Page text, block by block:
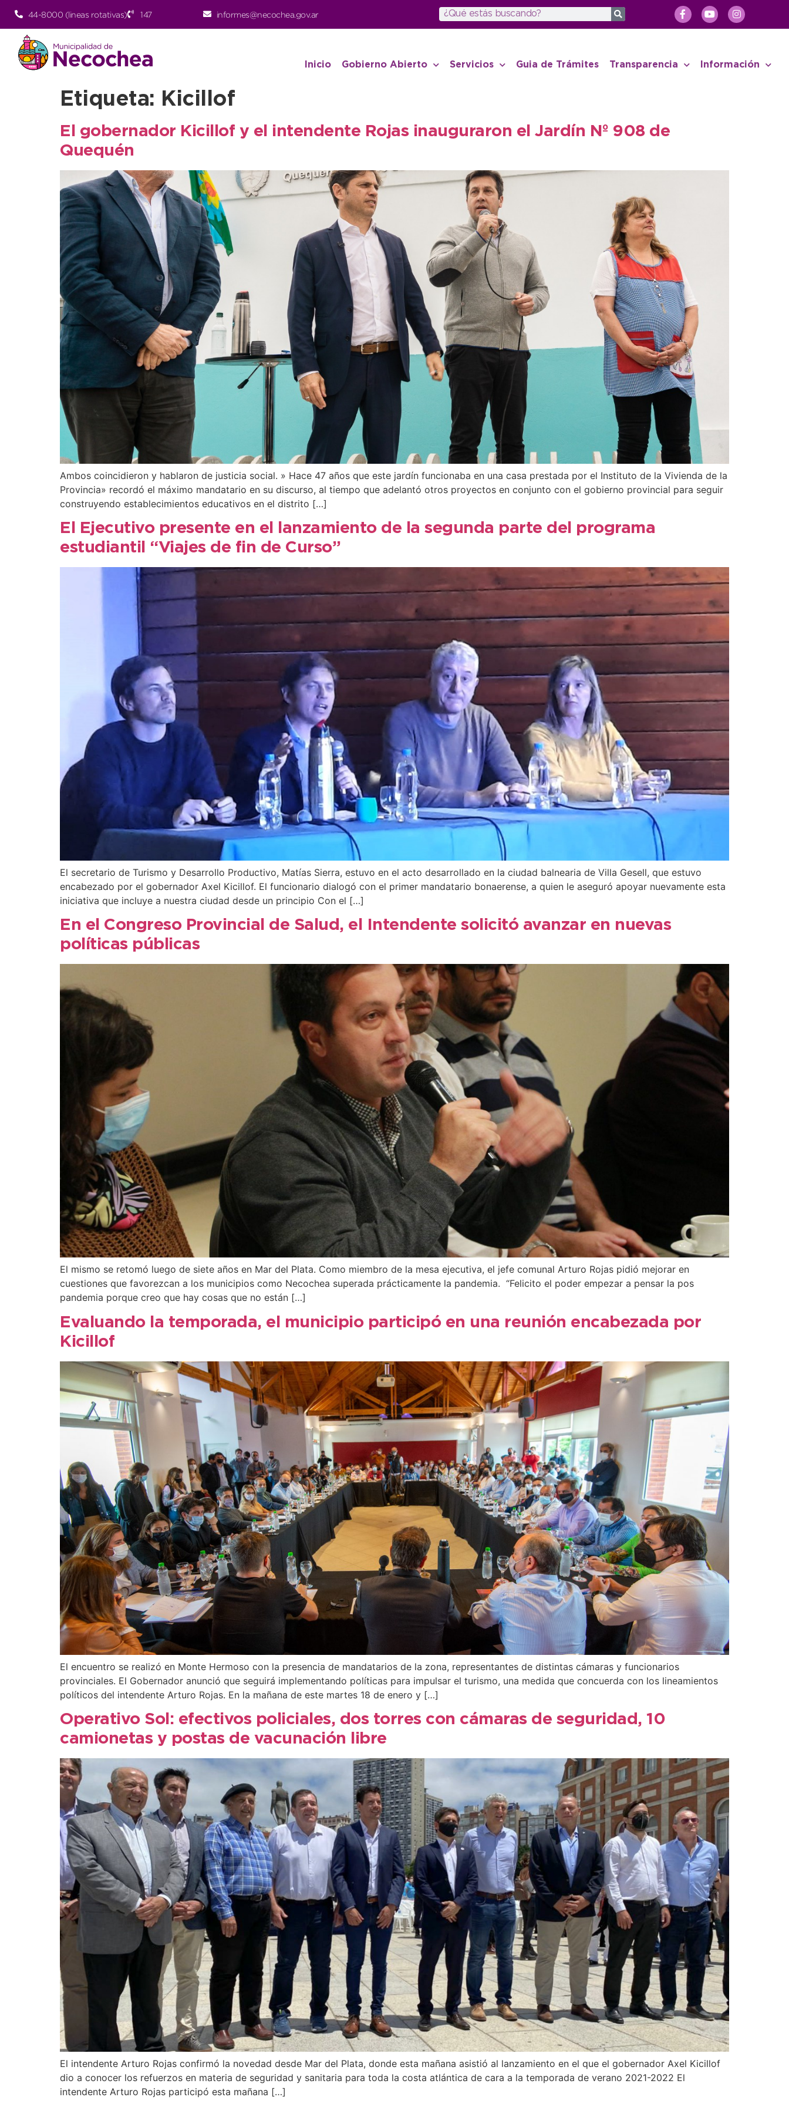
44-8000 (lineas rotativas) 147 informes@necochea.gov.ar
Inicio Gobierno Abierto Servicios Guia de Trámites Transparencia Información
Etiqueta: Kicillof
El gobernador Kicillof y el intendente Rojas inauguraron el Jardín Nº 908 de
Quequén
Ambos coincidieron y hablaron de justicia social. » Hace 47 años que este jardín funcionaba en una casa prestada por el Instituto de la Vivienda de la
Provincia» recordó el máximo mandatario en su discurso, al tiempo que adelantó otros proyectos en conjunto con el gobierno provincial para seguir
construyendo establecimientos educativos en el distrito […]
El Ejecutivo presente en el lanzamiento de la segunda parte del programa
estudiantil “Viajes de fin de Curso”
El secretario de Turismo y Desarrollo Productivo, Matías Sierra, estuvo en el acto desarrollado en la ciudad balnearia de Villa Gesell, que estuvo
encabezado por el gobernador Axel Kicillof. El funcionario dialogó con el primer mandatario bonaerense, a quien le aseguró apoyar nuevamente esta
iniciativa que incluye a nuestra ciudad desde un principio Con el […]
En el Congreso Provincial de Salud, el Intendente solicitó avanzar en nuevas
políticas públicas
El mismo se retomó luego de siete años en Mar del Plata. Como miembro de la mesa ejecutiva, el jefe comunal Arturo Rojas pidió mejorar en
cuestiones que favorezcan a los municipios como Necochea superada prácticamente la pandemia. “Felicito el poder empezar a pensar la pos
pandemia porque creo que hay cosas que no están […]
Evaluando la temporada, el municipio participó en una reunión encabezada por
Kicillof
El encuentro se realizó en Monte Hermoso con la presencia de mandatarios de la zona, representantes de distintas cámaras y funcionarios
provinciales. El Gobernador anunció que seguirá implementando políticas para impulsar el turismo, una medida que concuerda con los lineamientos
políticos del intendente Arturo Rojas. En la mañana de este martes 18 de enero y […]
Operativo Sol: efectivos policiales, dos torres con cámaras de seguridad, 10
camionetas y postas de vacunación libre
El intendente Arturo Rojas confirmó la novedad desde Mar del Plata, donde esta mañana asistió al lanzamiento en el que el gobernador Axel Kicillof
dio a conocer los refuerzos en materia de seguridad y sanitaria para toda la costa atlántica de cara a la temporada de verano 2021-2022 El
intendente Arturo Rojas participó esta mañana […]